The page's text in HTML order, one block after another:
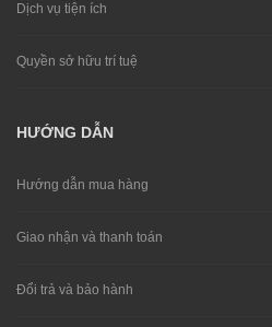
Dịch vụ tiện ích
Quyền sở hữu trí tuệ
HƯỚNG DẪN
Hướng dẫn mua hàng
Giao nhận và thanh toán
Đổi trả và bảo hành